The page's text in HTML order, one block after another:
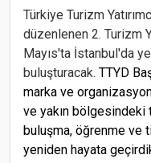
Türkiye Turizm
düzenlenen 2. Turizm
Mayıs'ta İstanbul'da
buluşturacak. TTYD
marka ve
ve yakın bölgesindeki
buluşma, öğrenme ve
yeniden hayata